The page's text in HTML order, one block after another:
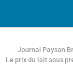
Journal Paysan
Le prix du lait sous